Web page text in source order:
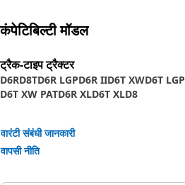
कंपेटिबिल्टी मॉडल
ट्रैक-टाइप ट्रैक्टर
D6RD8TD6R LGPD6R IID6T XWD6T LGP
D6T XW PATD6R XLD6T XLD8
वारंटी संबंधी जानकारी
वापसी नीति